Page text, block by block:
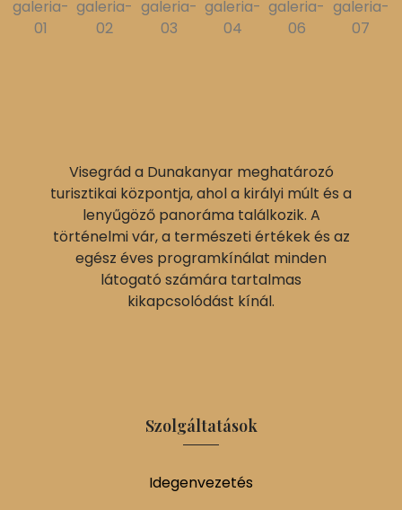
Visegrád a Dunakanyar meghatározó
turisztikai központja, ahol a királyi múlt és a
lenyűgöző panoráma találkozik. A
történelmi vár, a természeti értékek és az
egész éves programkínálat minden
látogató számára tartalmas
kikapcsolódást kínál.
Szolgáltatások
Idegenvezetés